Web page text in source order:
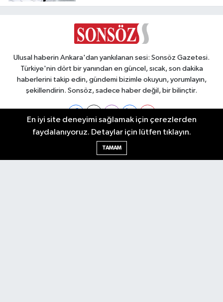
Yayımlandı
Ulusal haberin Ankara'dan yankılanan sesi: Sonsöz Gazetesi.
Türkiye'nin dört bir yanından en güncel, sıcak, son dakika
haberlerini takip edin, gündemi bizimle okuyun, yorumlayın,
şekillendirin. Sonsöz, sadece haber değil, bir bilinçtir.
Ankara Nöbetçi Eczaneler
En iyi site deneyimi sağlamak için çerezlerden
faydalanıyoruz. Detaylar için lütfen tıklayın.
TAMAM